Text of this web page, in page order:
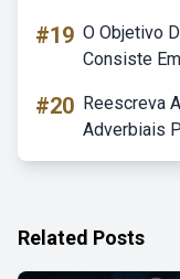
#19 O Objetivo
Consiste
#20 Reescreva
Adverbiais
Related Posts